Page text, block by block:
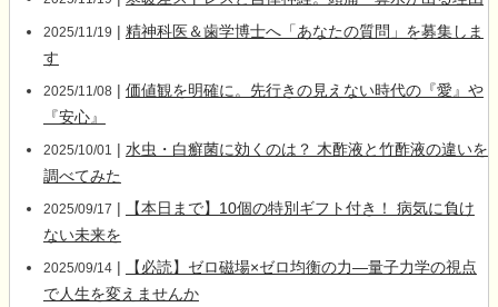
2025/11/19 | 精神科医＆歯学博士へ「あなたの質問」を募集しま
す
2025/11/08 | 価値観を明確に。先行きの見えない時代の『愛』や
『安心』
2025/10/01 | 水虫・白癬菌に効くのは？ 木酢液と竹酢液の違いを
調べてみた
2025/09/17 |
【本日まで】10個の特別ギフト付き！ 病気に負け
ない未来を
2025/09/14|
【必読】ゼロ磁場×ゼロ均衡の力―量子力学の視点
で人生を変えませんか